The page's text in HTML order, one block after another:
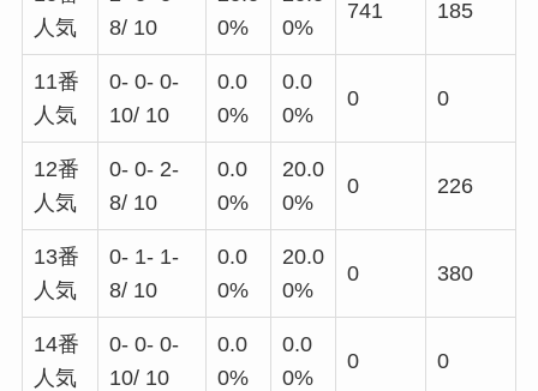
人気
8/ 10
0%
0%
741 185
11番
人気
0- 0- 0-
10/ 10
0.0
0%
0.0
0%
0 0
12番
人気
0- 0- 2-
8/ 10
0.0
0%
20.0
0%
0 226
13番
人気
0- 1- 1-
8/ 10
0.0
0%
20.0
0%
0 380
14番
人気
0- 0- 0-
10/ 10
0.0
0%
0.0
0%
0 0